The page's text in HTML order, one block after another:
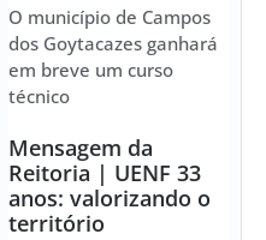
O município de Campos
dos Goytacazes ganhará
em breve um curso
técnico
Mensagem da
Reitoria | UENF 33
anos: valorizando o
território